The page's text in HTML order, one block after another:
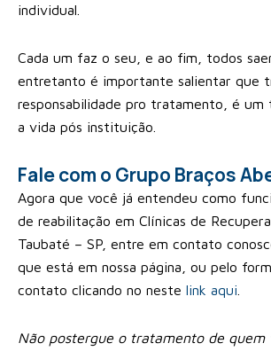
individual.
Cada um faz o seu, e ao fim, todos
entretanto é importante salientar que
responsabilidade pro tratamento, é um
a vida pós instituição.
Fale com o Grupo Braços
Agora que você já entendeu como
de reabilitação em Clínicas de
Taubaté – SP, entre em contato
que está em nossa página, ou pelo
contato clicando no neste link aqui
Não postergue o tratamento de quem